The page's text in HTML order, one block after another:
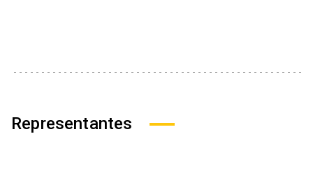
Representantes